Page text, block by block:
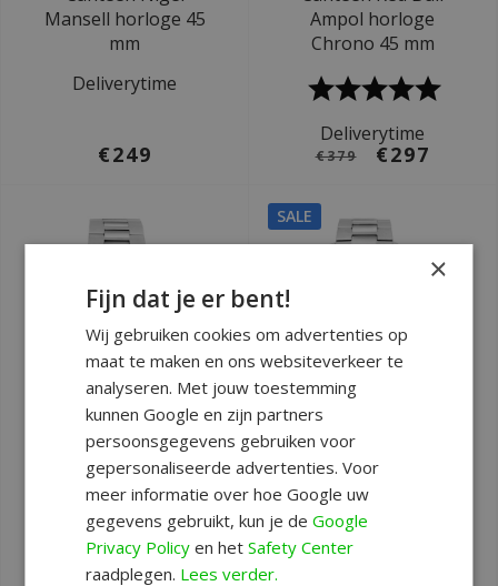
Mansell horloge 45
mm
Deliverytime
€249
Ampol horloge
Chrono 45 mm
Deliverytime
€379 €297
Ø 45 mm
TW Steel TWCS121
Canteen Red Bull
Ampol horloge
Chrono 45 mm
SALE
Ø 45 mm
TW Steel TWCS111
Canteen Red Bull
Ampol horloge 45
×
Fijn dat je er bent!
Wij gebruiken cookies om advertenties op
maat te maken en ons websiteverkeer te
analyseren. Met jouw toestemming
kunnen Google en zijn partners
persoonsgegevens gebruiken voor
gepersonaliseerde advertenties. Voor
meer informatie over hoe Google uw
gegevens gebruikt, kun je deGoogle
Privacy Policy en hetSafety Center
raadplegen. Lees verder.